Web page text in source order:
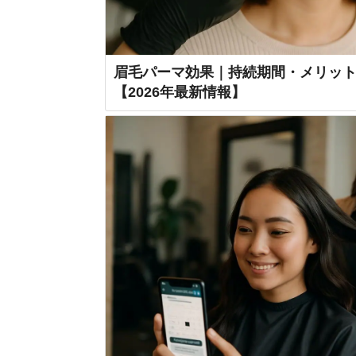
眉毛パーマ効果｜持続期間・メリッ
【2026年最新情報】